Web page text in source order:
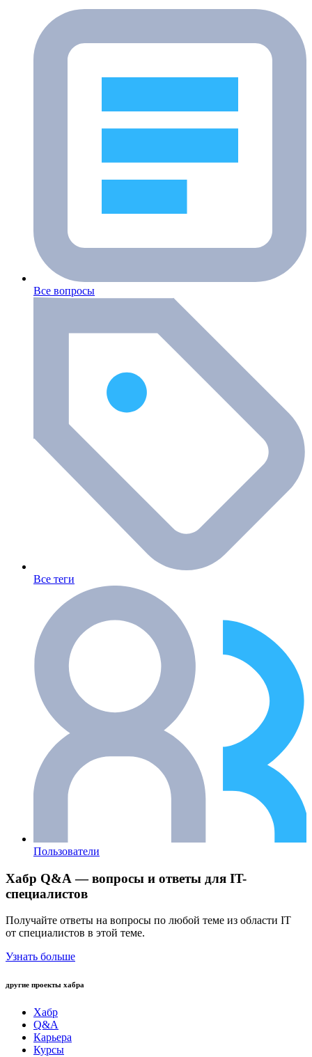
Все вопросы
Все теги
Пользователи
Хабр Q&A — вопросы и ответы для IT-
специалистов
Получайте ответы на вопросы по любой теме из области IT
от специалистов в этой теме.
Узнать больше
другие проекты хабра
Хабр
Q&A
Карьера
Курсы